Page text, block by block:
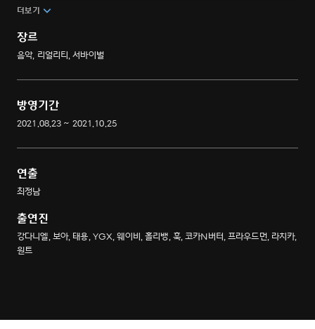
끈끈한 우정까지. 한국 댄스 서바이벌 프로그램 사상 최대의 흥행작
더보기
장르
음악, 리얼리티, 서바이벌
방영기간
2021.08.23 ~ 2021.10.25
연출
최정남
출연진
강다니엘, 보아, 태용, YGX, 웨이비, 홀리뱅, 훅, 코카N버터, 프라우드먼, 라치카,
원트